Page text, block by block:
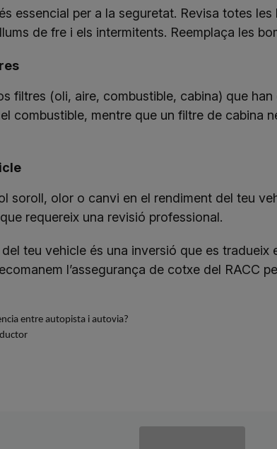
essencial per a la seguretat. Revisa totes
de fre i els intermitents. Reemplaça les
filtres (oli, aire, combustible, cabina) que
combustible, mentre que un filtre de cabina
soroll, olor o canvi en el rendiment del teu
requereix una revisió professional.
teu vehicle és una inversió que es
l’assegurança de cotxe del RACC
entre autopista i autovia?